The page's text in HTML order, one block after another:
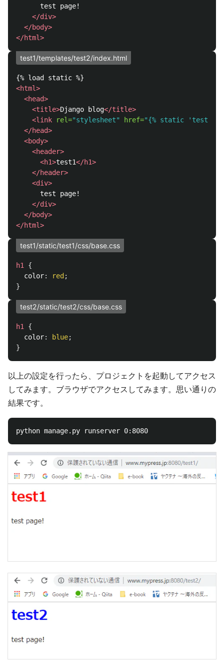
      test page!
</div>
</body>
</html>
test1/templates/test2/index.html
<html>
<head>
<title>Django blog</title>
<link
rel="stylesheet" href="{% static 'test2/
</head>
<body>
<header>
<h1>test1</h1>
</header>
<div>
      test page!
</div>
</body>
</html>
test1/static/test1/css/base.css
h1
{
color: red ;
}
test2/static/test2/css/base.css
h1
{
color: blue;
}
以上の設定を行ったら、プロジェクトを起動してアクセス
してみます。ブラウザでアクセスしてみます。思い通りの
結果です。